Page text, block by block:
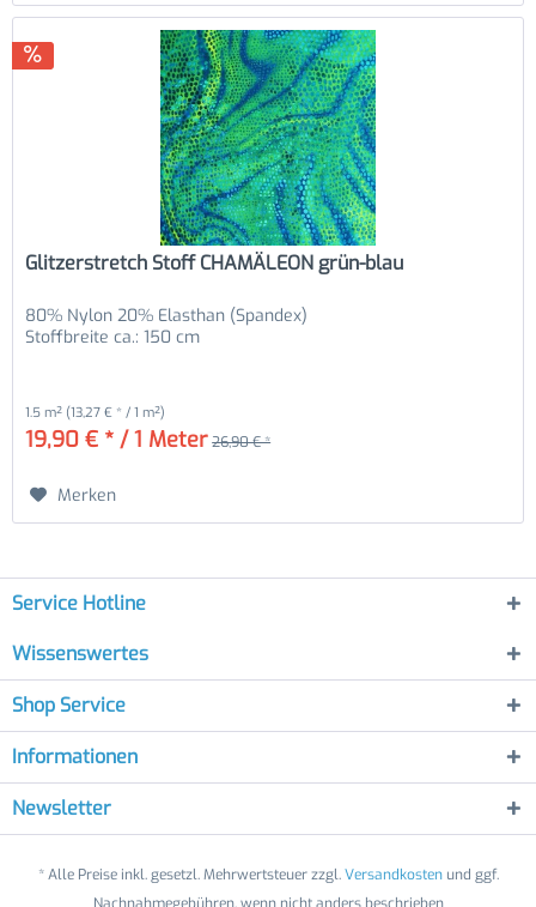
Glitzerstretch Stoff CHAMÄLEON grün-blau
80% Nylon 20% Elasthan (Spandex)
Stoffbreite ca.: 150 cm
1.5 m² (13,27 € * / 1 m²)
19,90 € * / 1 Meter 26,90 € *
Merken
Service Hotline
Wissenswertes
Shop Service
Informationen
Newsletter
* Alle Preise inkl. gesetzl. Mehrwertsteuer zzgl.Versandkostenund ggf.